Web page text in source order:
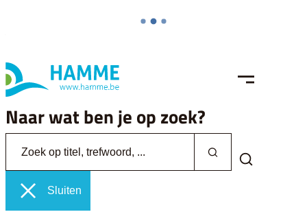
Hamme
Naar wat ben je op zoek?
Zoeken
Sluiten
Zoek tonen
MENU